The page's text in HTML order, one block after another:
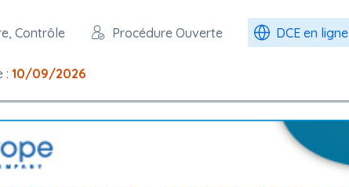
Contrôle Procédure Ouverte DCE en ligne
: 10/09/2026